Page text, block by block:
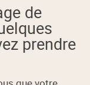
de
prendre